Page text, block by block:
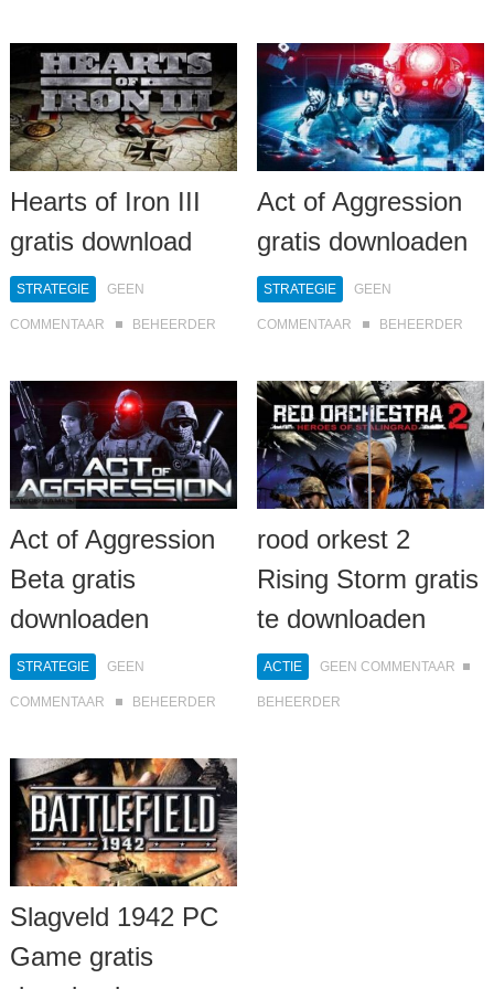
Hearts of Iron III
gratis download
STRATEGIE GEEN
COMMENTAAR BEHEERDER
Act of Aggression
gratis downloaden
STRATEGIE GEEN
COMMENTAAR BEHEERDER
Act of Aggression
Beta gratis
downloaden
STRATEGIE GEEN
COMMENTAAR BEHEERDER
rood orkest 2
Rising Storm gratis
te downloaden
ACTIE GEEN COMMENTAAR
BEHEERDER
Slagveld 1942 PC
Game gratis